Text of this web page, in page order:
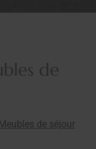
de
Meubles de séjour